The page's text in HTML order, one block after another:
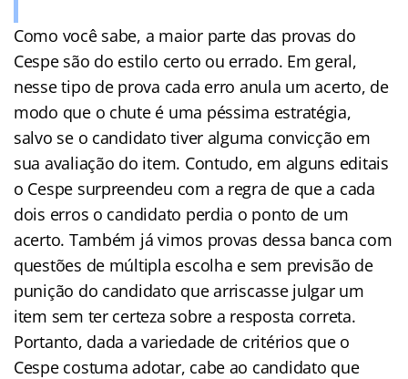
Como você sabe, a maior parte das provas do
Cespe são do estilo certo ou errado. Em geral,
nesse tipo de prova cada erro anula um acerto, de
modo que o chute é uma péssima estratégia,
salvo se o candidato tiver alguma convicção em
sua avaliação do item. Contudo, em alguns editais
o Cespe surpreendeu com a regra de que a cada
dois erros o candidato perdia o ponto de um
acerto. Também já vimos provas dessa banca com
questões de múltipla escolha e sem previsão de
punição do candidato que arriscasse julgar um
item sem ter certeza sobre a resposta correta.
Portanto, dada a variedade de critérios que o
Cespe costuma adotar, cabe ao candidato que